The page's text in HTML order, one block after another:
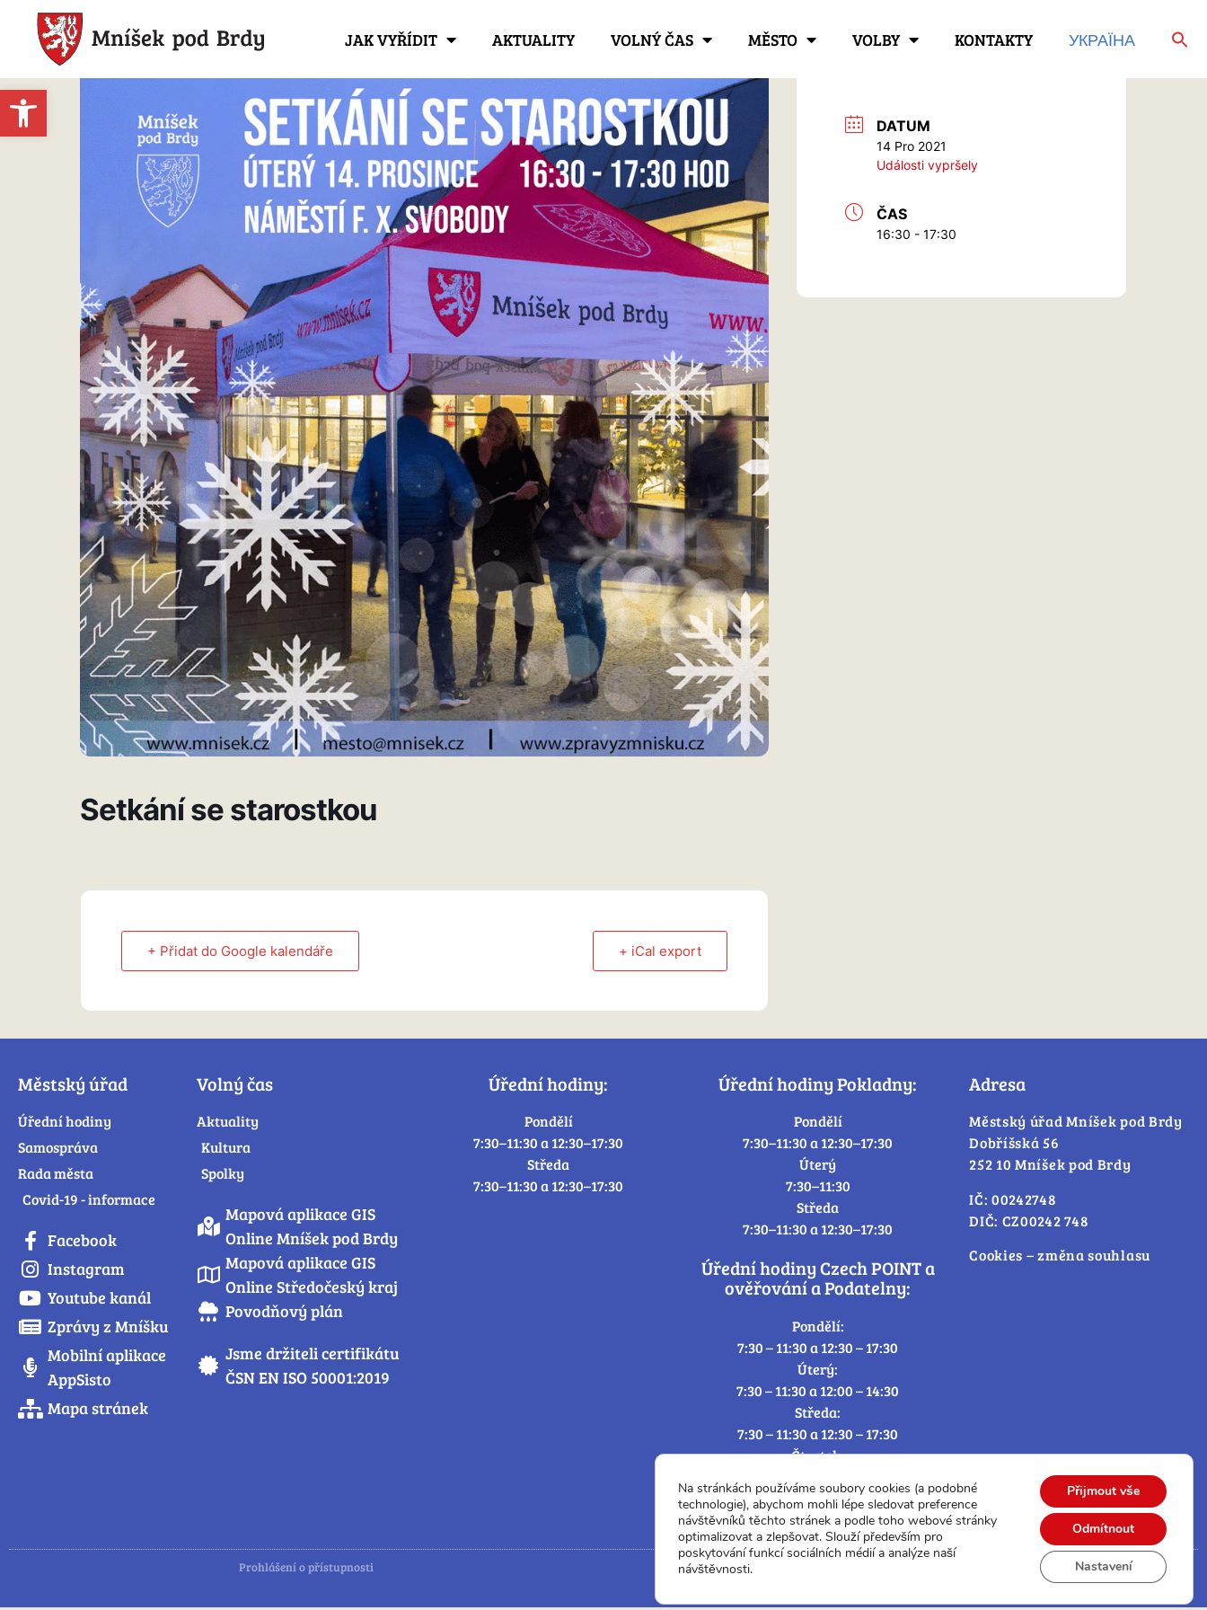
Open toolbar
JAK VYŘÍDIT AKTUALITY VOLNÝ ČAS MĚSTO VOLBY KONTAKTY УКРАЇНА
Setkání se starostkou
+ Přidat do Google kalendáře + iCal export
DATUM
14 Pro 2021
Události vypršely
ČAS
16:30 - 17:30
Městský úřad
Úřední hodiny
Samospráva
Rada města
Covid-19 - informace
Facebook
Instagram
Youtube kanál
Zprávy z Mníšku
Mobilní aplikace
AppSisto
Mapa stránek
Volný čas
Aktuality
Kultura
Spolky
Mapová aplikace GIS
Online Mníšek pod Brdy
Mapová aplikace GIS
Online Středočeský kraj
Povodňový plán
Jsme držiteli certifikátu
ČSN EN ISO 50001:2019
Úřední hodiny:
Pondělí
7:30–11:30 a 12:30–17:30
Středa
7:30–11:30 a 12:30–17:30
Úřední hodiny Pokladny:
Pondělí
7:30–11:30 a 12:30–17:30
Úterý
7:30–11:30
Středa
7:30–11:30 a 12:30–17:30
Úřední hodiny Czech POINT a
ověřování a Podatelny:
Pondělí:
7:30 – 11:30 a 12:30 – 17:30
Úterý:
7:30 – 11:30 a 12:00 – 14:30
Středa:
7:30 – 11:30 a 12:30 – 17:30
Čtvrtek:
Pátek:
7:30 – 12:30
Adresa
Městský úřad Mníšek pod Brdy
Dobříšská 56
252 10 Mníšek pod Brdy
IČ: 00242748
DIČ: CZ00242 748
Cookies – změna souhlasu
Prohlášení o přístupnosti
Na stránkách používáme soubory cookies (a podobné
technologie), abychom mohli lépe sledovat preference
návštěvníků těchto stránek a podle toho webové stránky
optimalizovat a zlepšovat. Slouží především pro
poskytování funkcí sociálních médií a analýze naší
návštěvnosti.
Přijmout vše
Odmítnout
Nastavení